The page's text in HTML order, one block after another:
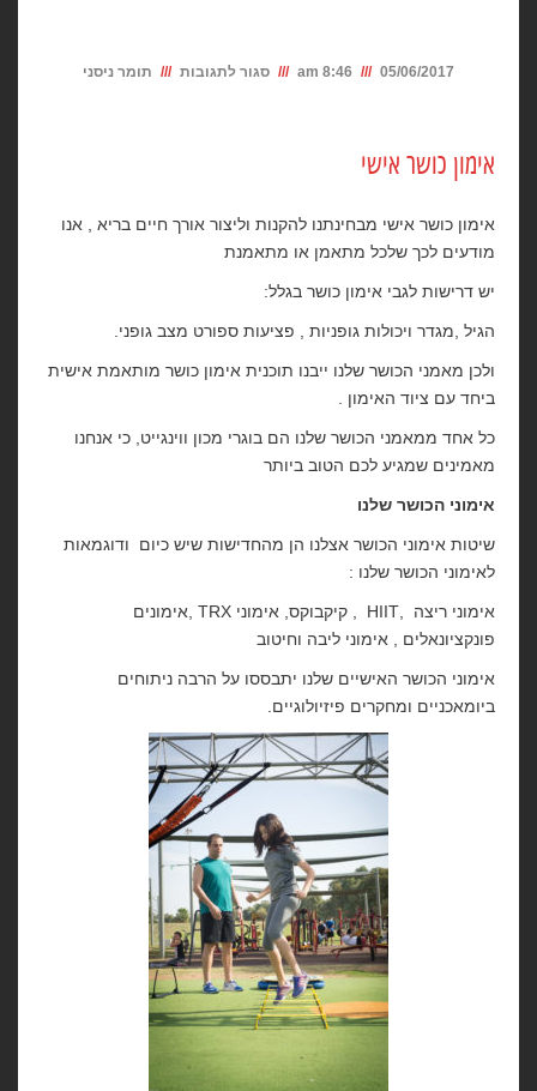
05/06/2017
8:46 am סגור לתגובות על תומר ניסני
אימון כושר אישי
אימון כושר אישי מבחינתנו להקנות וליצור אורך חיים בריא , אנו
מודעים לכך שלכל מתאמן או מתאמנת
יש דרישות לגבי אימון כושר בגלל:
הגיל ,מגדר ויכולות גופניות , פציעות ספורט מצב גופני.
ולכן מאמני הכושר שלנו ייבנו תוכנית אימון כושר מותאמת אישית
ביחד עם ציוד האימון .
כל אחד ממאמני הכושר שלנו הם בוגרי מכון ווינגייט, כי אנחנו
מאמינים שמגיע לכם הטוב ביותר
אימוני הכושר שלנו
שיטות אימוני הכושר אצלנו הן מהחדישות שיש כיום ודוגמאות
לאימוני הכושר שלנו :
אימוני ריצה ,HIIT , קיקבוקס, אימוני TRX ,אימונים
פונקציונאלים , אימוני ליבה וחיטוב
אימוני הכושר האישיים שלנו יתבססו על הרבה ניתוחים
ביומאכניים ומחקרים פיזיולוגיים.